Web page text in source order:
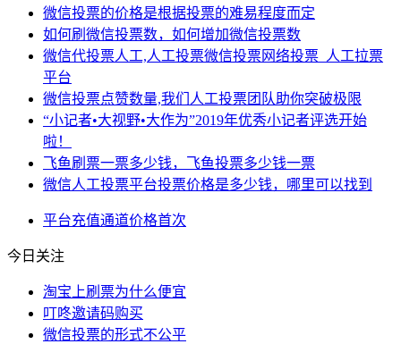
微信投票的价格是根据投票的难易程度而定
如何刷微信投票数，如何增加微信投票数
微信代投票人工,人工投票微信投票网络投票_人工拉票
平台
微信投票点赞数量,我们人工投票团队助你突破极限
“小记者•大视野•大作为”2019年优秀小记者评选开始
啦！
飞鱼刷票一票多少钱，飞鱼投票多少钱一票
微信人工投票平台投票价格是多少钱，哪里可以找到
平台充值通道价格首次
今日关注
淘宝上刷票为什么便宜
叮咚邀请码购买
微信投票的形式不公平